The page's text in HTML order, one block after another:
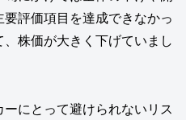
評価項目を達成できなかっ
株価が大きく下げていまし
にとって避けられないリス